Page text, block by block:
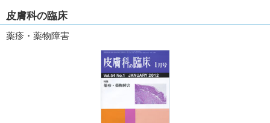
皮膚科の臨床
薬疹・薬物障害